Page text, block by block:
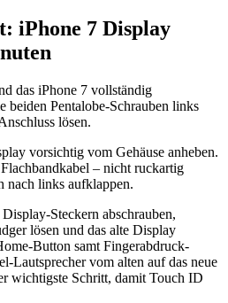
iPhone 7 Display
das iPhone 7 vollständig
beiden Pentalobe-Schrauben links
lösen.
vorsichtig vom Gehäuse anheben.
– nicht ruckartig
nach links aufklappen.
Steckern abschrauben,
lösen und das alte Display
Button samt Fingerabdruck-
Lautsprecher vom alten auf das neue
wichtigste Schritt, damit Touch ID